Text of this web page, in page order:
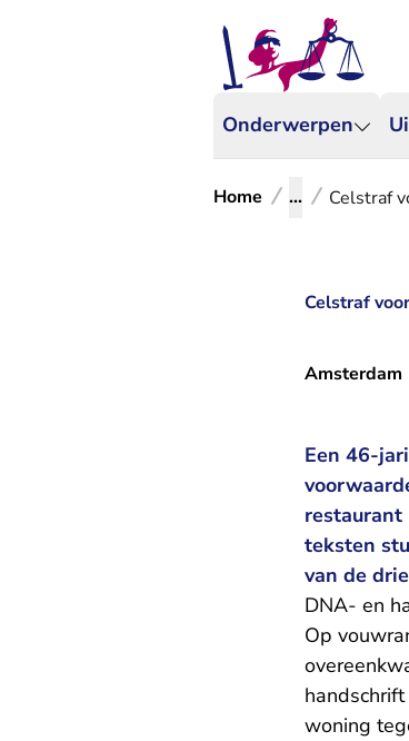
Onderwerpen
Home ... Celstraf
Celstraf
Amsterdam
Een 46-
restaurant
teksten
van de
DNA- en
Op
woning